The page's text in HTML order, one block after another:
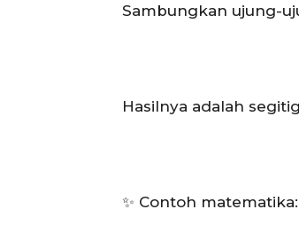
Sambungkan ujung-
Hasilnya adalah
✨ Contoh matematika: